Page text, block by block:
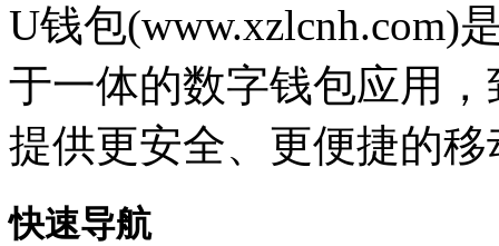
U钱包(www.xzlcnh.com)是
于一体的数字钱包应用
提供更安全、更便捷的
快速导航